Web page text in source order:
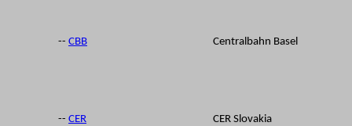
-- CBB Centralbahn Basel
-- CER CER Slovakia